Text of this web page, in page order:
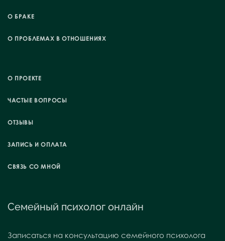
О БРАКЕ
О ПРОБЛЕМАХ В ОТНОШЕНИЯХ
О ПРОЕКТЕ
ЧАСТЫЕ ВОПРОСЫ
ОТЗЫВЫ
ЗАПИСЬ И ОПЛАТА
СВЯЗЬ СО МНОЙ
Семейный психолог онлайн
Записаться на консультацию семейного психолога